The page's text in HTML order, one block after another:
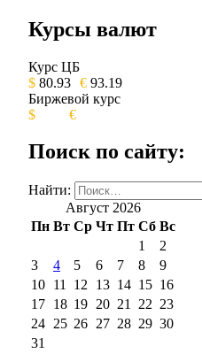
Курсы валют
Курс ЦБ
$ 80.93 € 93.19
Биржевой курс
$
€
Поиск по сайту:
Найти:
Август 2026
Пн Вт Ср Чт Пт Сб Вс
1
2
3
4 5 6 7 8
9
10 11 12 13 14 15 16
17 18 19 20 21 22 23
24 25 26 27 28 29 30
31